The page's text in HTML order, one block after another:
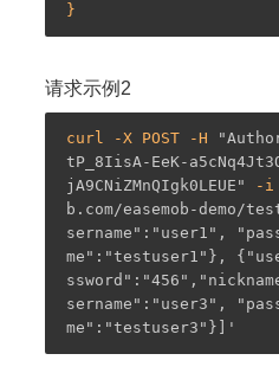
请求示例2
curl -X POST -H
tP_8IisA-EeK-
jA9CNiZMnQIgk0LEUE"
-
b.com/easemob-demo/
sername":"user1",
me":"testuser1"},
sername":"user3",
me":"testuser3"}]'